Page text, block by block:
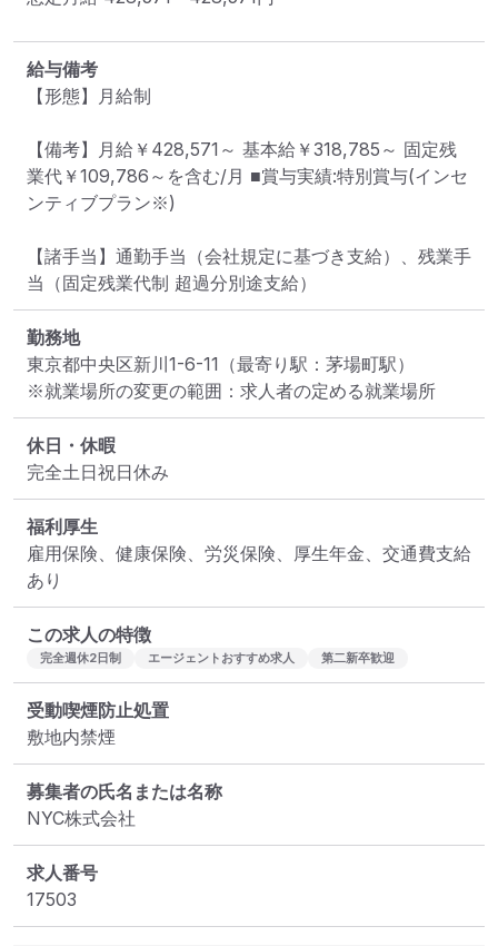
給与備考
【形態】月給制
【備考】月給￥428,571～ 基本給￥318,785～ 固定残
業代￥109,786～を含む/月 ■賞与実績:特別賞与(インセ
ンティブプラン※)
【諸手当】通勤手当（会社規定に基づき支給）、残業手
当（固定残業代制 超過分別途支給）
勤務地
東京都中央区新川1-6-11 （最寄り駅：茅場町駅）
※就業場所の変更の範囲：求人者の定める就業場所
休日・休暇
完全土日祝日休み
福利厚生
雇用保険、健康保険、労災保険、厚生年金、交通費支給
あり
この求人の特徴
完全週休2日制 エージェントおすすめ求人 第二新卒歓迎
受動喫煙防止処置
敷地内禁煙
募集者の氏名または名称
NYC株式会社
求人番号
17503